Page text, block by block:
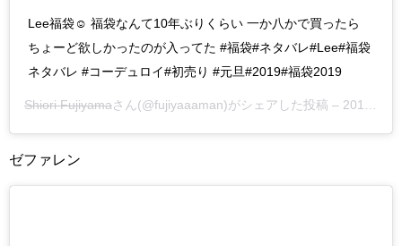
Lee福袋☺︎ 福袋なんて10年ぶりくらい 一か八かで買ったら
ちょーど欲しかったのが入ってた #福袋#ネタバレ#Lee#福袋
ネタバレ #コーデュロイ#初売り #元旦#2019#福袋2019
Shiori Fujiyamaさん(@fujiyaaaman)がシェアした投稿 – 2018年12月月31日午後10時03分PST
ゼファレン